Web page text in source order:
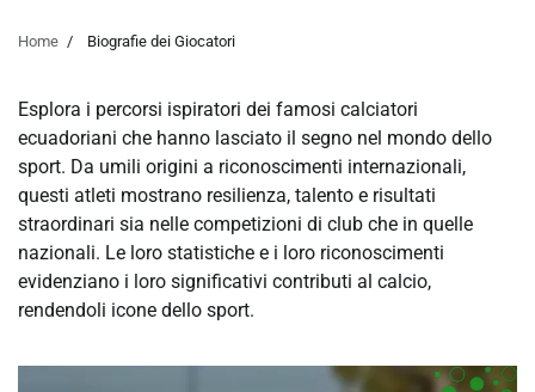
Home Biografie dei Giocatori
Esplora i percorsi ispiratori dei famosi calciatori
ecuadoriani che hanno lasciato il segno nel mondo dello
sport. Da umili origini a riconoscimenti internazionali,
questi atleti mostrano resilienza, talento e risultati
straordinari sia nelle competizioni di club che in quelle
nazionali. Le loro statistiche e i loro riconoscimenti
evidenziano i loro significativi contributi al calcio,
rendendoli icone dello sport.